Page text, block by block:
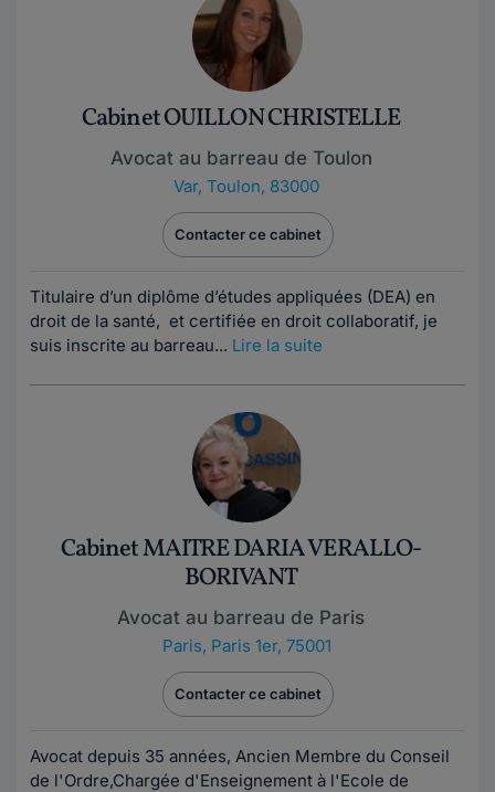
Cabinet OUILLON CHRISTELLE
Avocat au barreau de Toulon
Var, Toulon, 83000
Contacter ce cabinet
Titulaire d’un diplôme d’études appliquées (DEA) en
droit de la santé, et certifiée en droit collaboratif, je
suis inscrite au barreau... Lire la suite
Cabinet MAITRE DARIA VERALLO-
BORIVANT
Avocat au barreau de Paris
Paris, Paris 1er, 75001
Contacter ce cabinet
Avocat depuis 35 années, Ancien Membre du Conseil
de l'Ordre,Chargée d'Enseignement à l'Ecole de